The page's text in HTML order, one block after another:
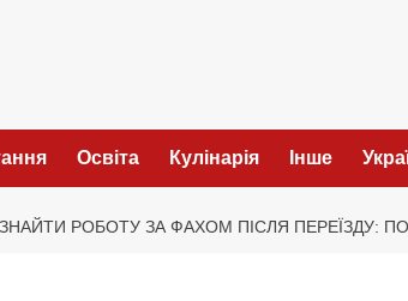
Освіта Кулінарія Інше
РОБОТУ ЗА ФАХОМ ПІСЛЯ ПЕРЕЇЗДУ: